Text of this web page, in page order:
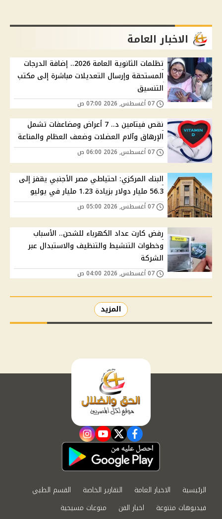
الاخبار العامة
تظلمات الثانوية العامة 2026.. إضافة الدرجات
المستحقة وإرسال التعديلات مباشرة إلى مكتب
التنسيق
نقص فيتامين د.. 7 أعراض ومضاعفات تشمل
الإرهاق وآلام العضلات وضعف العظام والمناعة
البنك المركزي: احتياطي مصر الأجنبي يقفز إلى
56.3 مليار دولار بزيادة 1.23 مليار في يوليو
رفض كارت عداد الكهرباء للشحن.. الأسباب
وخطوات التنشيط والتنظيف والاستبدال عبر
الشركة
المزيد
facebook
twitter
youtube
instagram
الرئيسية الاخبار العامة التقارير الخاصة
القسم الطبي
فيديوهات متنوعة
اخبار الفن منوعات مسيحية